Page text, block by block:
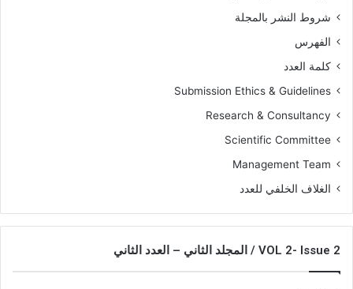
شروط النشر بالمجلة
الفهرس
كلمة العدد
Submission Ethics & Guidelines
Research & Consultancy
Scientific Committee
Management Team
الغلاف الخلفي للعدد
VOL 2- Issue 2 / المجلد الثاني – العدد الثاني